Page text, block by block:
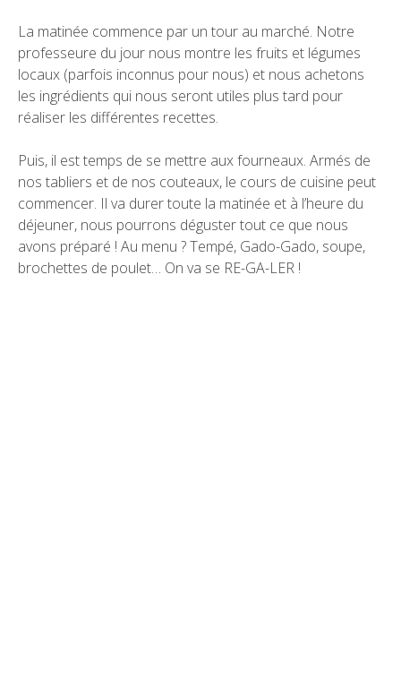
La matinée commence par un tour au marché. Notre
professeure du jour nous montre les fruits et légumes
locaux (parfois inconnus pour nous) et nous achetons
les ingrédients qui nous seront utiles plus tard pour
réaliser les différentes recettes.
Puis, il est temps de se mettre aux fourneaux. Armés de
nos tabliers et de nos couteaux, le cours de cuisine peut
commencer. Il va durer toute la matinée et à l’heure du
déjeuner, nous pourrons déguster tout ce que nous
avons préparé ! Au menu ? Tempé, Gado-Gado, soupe,
brochettes de poulet… On va se RE-GA-LER !